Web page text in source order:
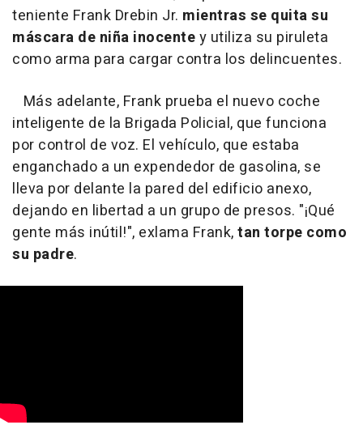
teniente Frank Drebin Jr. mientras se quita su
máscara de niña inocentey utiliza su piruleta
como arma para cargar contra los delincuentes.
Más adelante, Frank prueba el nuevo coche
inteligente de la Brigada Policial, que funciona
por control de voz. El vehículo, que estaba
enganchado a un expendedor de gasolina, se
lleva por delante la pared del edificio anexo,
dejando en libertad a un grupo de presos. "¡Qué
gente más inútil!", exlama Frank,tan torpe como
su padre.